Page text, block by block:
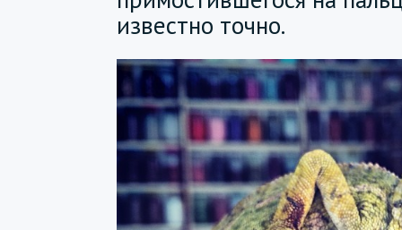
известно точно.